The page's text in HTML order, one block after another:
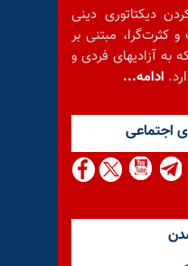
دیکتاتوری دینی
کثرت‌گرا، مبتنی بر
به آزادیهای فردی و
ادامه...
اجتماعى